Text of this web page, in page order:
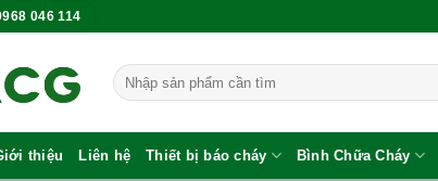
046 114
Tìm
kiếm:
thiệu Liên hệ Thiết bị báo cháy Bình Chữa Cháy